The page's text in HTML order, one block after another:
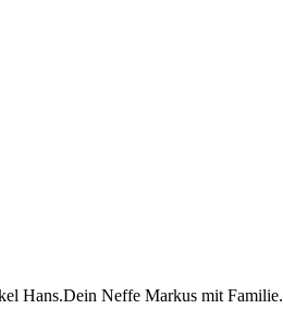
Hans.Dein Neffe Markus mit Familie.